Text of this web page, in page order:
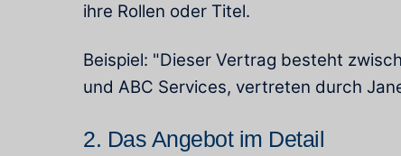
ihre Rollen oder Titel.
Beispiel: "Dieser Vertrag besteht
und ABC Services, vertreten durch
2. Das Angebot im Detail